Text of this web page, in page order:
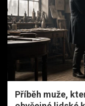
Příběh muže,